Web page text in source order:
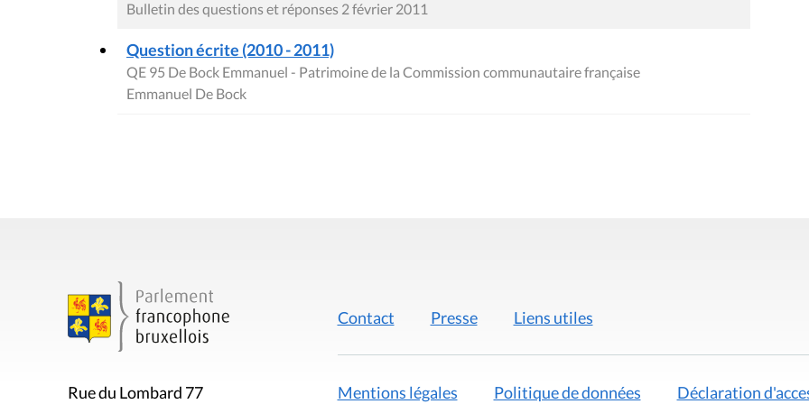
Bulletin des questions et réponses 2 février 2011
Question écrite (2010 - 2011)
QE 95 De Bock Emmanuel - Patrimoine de la Commission communautaire française
Emmanuel De Bock
Rue du Lombard 77
Contact Presse Liens utiles
Mentions légales Politique de données Déclaration